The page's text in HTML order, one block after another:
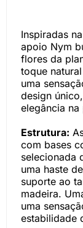
Inspiradas
apoio Nym
flores da
toque
uma
design
elegância na
Estrutura:
com bases
selecionada
uma haste
suporte ao
madeira.
uma
estabilidade